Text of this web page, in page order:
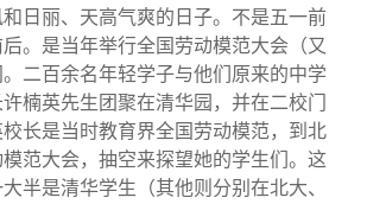
校友服务
终身学习
信息化服务
校友总会
总会简介
关闭
日丽、天高气爽的日子。不是五一前
。是当年举行全国劳动模范大会（又
二百余名年轻学子与他们原来的中学
楠英先生团聚在清华园，并在二校门
长是当时教育界全国劳动模范，到北
范大会，抽空来探望她的学生们。这
半是清华学生（其他则分别在北大、